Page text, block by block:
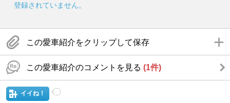
登録されていません。
この愛車紹介をクリップして保存
この愛車紹介のコメントを見る (1件)
イイね！